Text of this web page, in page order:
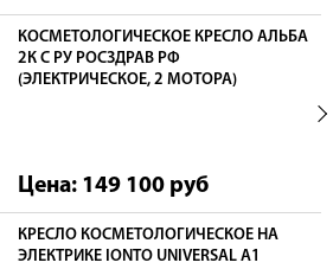
КОСМЕТОЛОГИЧЕСКОЕ КРЕСЛО АЛЬБА
2К С РУ РОСЗДРАВ РФ
(ЭЛЕКТРИЧЕСКОЕ, 2 МОТОРА)
Цена: 149 100 руб
КРЕСЛО КОСМЕТОЛОГИЧЕСКОЕ НА
ЭЛЕКТРИКЕ IONTO UNIVERSAL А1